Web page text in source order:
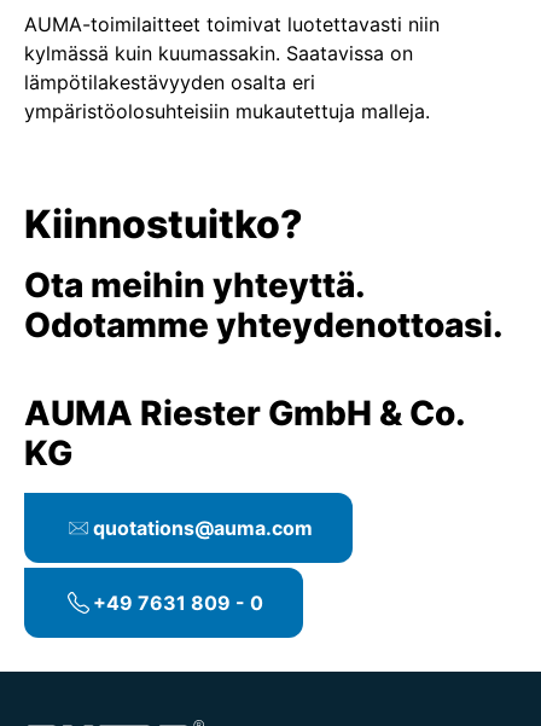
AUMA-toimilaitteet toimivat luotettavasti niin
kylmässä kuin kuumassakin. Saatavissa on
lämpötilakestävyyden osalta eri
ympäristöolosuhteisiin mukautettuja malleja.
Kiinnostuitko?
Ota meihin yhteyttä.
Odotamme yhteydenottoasi.
AUMA Riester GmbH & Co.
KG
quotations@auma.com
+49 7631 809 - 0